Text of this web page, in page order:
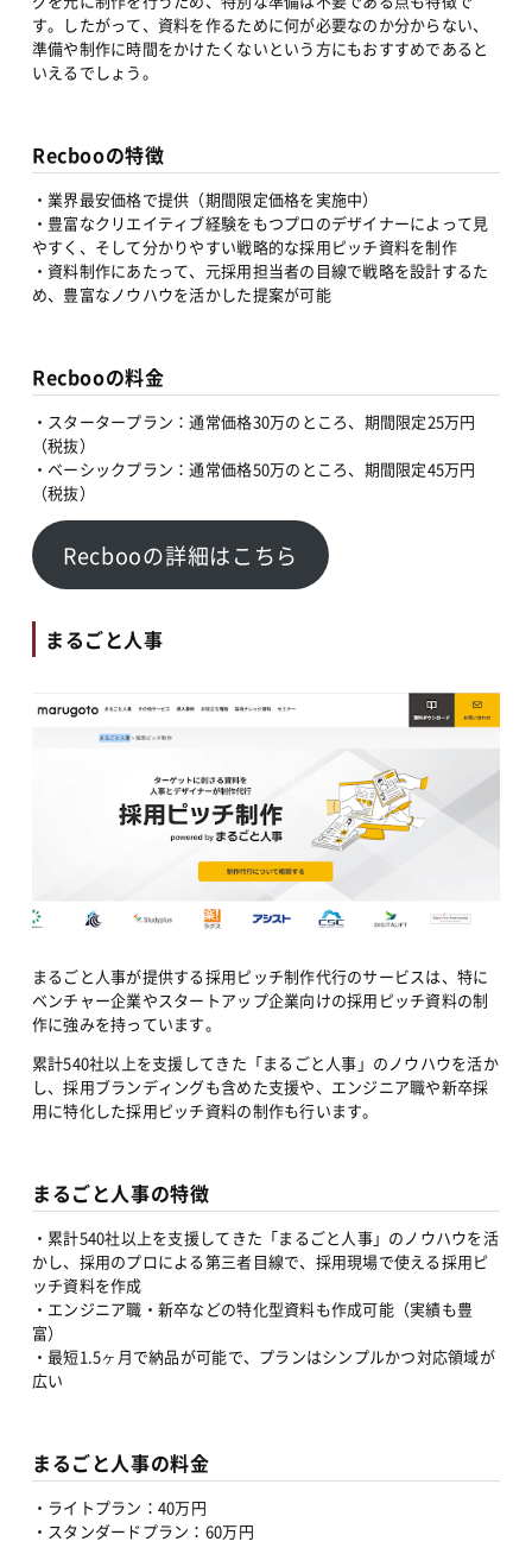
す。したがって、資料を作るために何が必要なのか分からない、
準備や制作に時間をかけたくないという方にもおすすめであると
いえるでしょう。
Recbooの特徴
・業界最安価格で提供（期間限定価格を実施中）
・豊富なクリエイティブ経験をもつプロのデザイナーによって見
やすく、そして分かりやすい戦略的な採用ピッチ資料を制作
・資料制作にあたって、元採用担当者の目線で戦略を設計するた
め、豊富なノウハウを活かした提案が可能
Recbooの料金
・スタータープラン：通常価格30万のところ、期間限定25万円
（税抜）
・ベーシックプラン：通常価格50万のところ、期間限定45万円
（税抜）
Recbooの詳細はこちら
まるごと人事
まるごと人事が提供する採用ピッチ制作代行のサービスは、特に
ベンチャー企業やスタートアップ企業向けの採用ピッチ資料の制
作に強みを持っています。
累計540社以上を支援してきた「まるごと人事」のノウハウを活か
し、採用ブランディングも含めた支援や、エンジニア職や新卒採
用に特化した採用ピッチ資料の制作も行います。
まるごと人事の特徴
・累計540社以上を支援してきた「まるごと人事」のノウハウを活
かし、採用のプロによる第三者目線で、採用現場で使える採用ピ
ッチ資料を作成
・エンジニア職・新卒などの特化型資料も作成可能（実績も豊
富）
・最短1.5ヶ月で納品が可能で、プランはシンプルかつ対応領域が
広い
まるごと人事の料金
・ライトプラン：40万円
・スタンダードプラン：60万円